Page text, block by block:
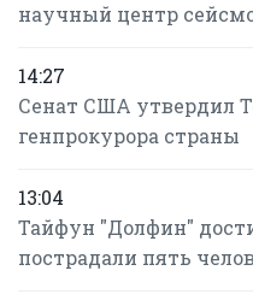
научный центр
14:27
Сенат США утвердил
генпрокурора страны
13:04
Тайфун "Долфин"
пострадали пять